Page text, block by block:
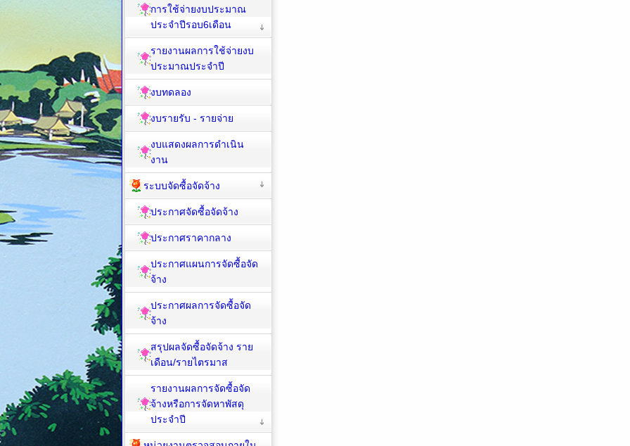
การใช้จ่ายงบประมาณ
ประจำปีรอบ6เดือน
รายงานผลการใช้จ่ายงบ
ประมาณประจำปี
งบทดลอง
งบรายรับ - รายจ่าย
งบแสดงผลการดำเนิน
งาน
ระบบจัดซื้อจัดจ้าง
ประกาศจัดซื้อจัดจ้าง
ประกาศราคากลาง
ประกาศแผนการจัดซื้อจัด
จ้าง
ประกาศผลการจัดซื้อจัด
จ้าง
สรุปผลจัดซื้อจัดจ้าง ราย
เดือน/รายไตรมาส
รายงานผลการจัดซื้อจัด
จ้างหรือการจัดหาพัสดุ
ประจำปี